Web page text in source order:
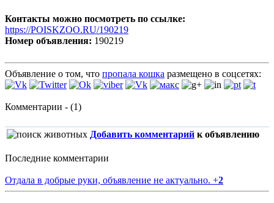
Контакты можно посмотреть по ссылке:
https://POISKZOO.RU/190219
Номер объявления: 190219
Объявление о том, что пропала кошка размещено в соцсетях:
Комментарии - (1)
Добавить комментарий к объявлению
Последние комментарии
Отдала в добрые руки, объявление не актуально. +2